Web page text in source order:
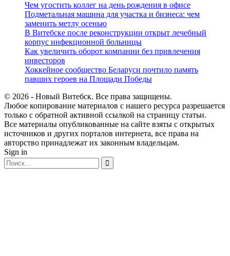
Чем угостить коллег на день рождения в офисе
Подметальная машина для участка и бизнеса: чем
заменить метлу осенью
В Витебске после реконструкции открыт лечебный
корпус инфекционной больницы
Как увеличить оборот компании без привлечения
инвесторов
Хоккейное сообщество Беларуси почтило память
павших героев на Площади Победы
© 2026 - Новый Витебск. Все права защищены.
Любое копирование материалов с нашего ресурса разрешается
только с обратной активной ссылкой на страницу статьи.
Все материалы опубликованные на сайте взяты с открытых
источников и других порталов интернета, все права на
авторство принадлежат их законным владельцам.
Sign in